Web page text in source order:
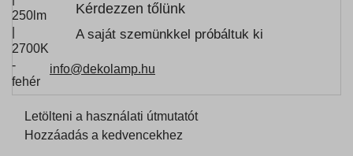
Kérdezzen tőlünk
A saját szemünkkel próbáltuk ki
info@dekolamp.hu
Letölteni a használati útmutatót
Hozzáadás a kedvencekhez